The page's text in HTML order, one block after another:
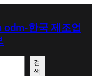
odm-한국 제조업
검
색